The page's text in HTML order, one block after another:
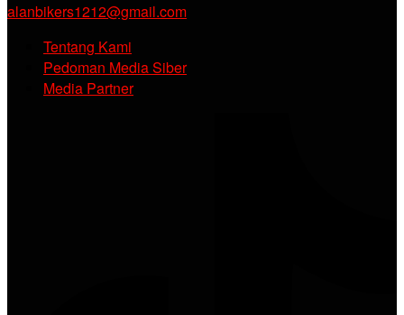
alanbikers1212@gmail.com
Tentang Kami
Pedoman Media Siber
Media Partner